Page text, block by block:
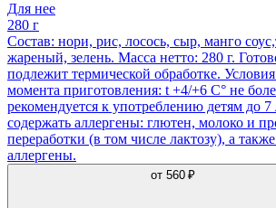
Для нее
280 г
Состав: нори, рис, лосось, сыр, манго
жареный, зелень. Масса нетто: 280 г.
подлежит термической обработке.
момента приготовления: t +4/+6 С° не
рекомендуется к употреблению детям до
содержать аллергены: глютен, молоко и
переработки (в том числе лактозу), а
аллергены.
от 560 ₽